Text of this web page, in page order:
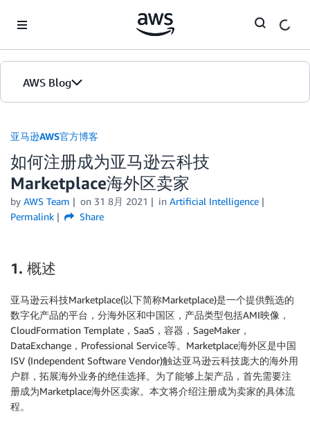
AWS Blog
首页
版本
亚马逊AWS官方博客
如何注册成为亚马逊云科技
Marketplace海外区卖家
by AWS Team on 31 8月 2021 in Artificial Intelligence
Permalink
Share
1. 概述
亚马逊云科技Marketplace(以下简称Marketplace)是一个提供甄选的
数字化产品的平台，分海外区和中国区，产品类型包括AMI映像，
CloudFormation Template，SaaS，容器，SageMaker，
DataExchange，Professional Service等。Marketplace海外区是中国
ISV (Independent Software Vendor)触达亚马逊云科技庞大的海外用
户群，拓展海外业务的绝佳选择。为了能够上架产品，首先需要注
册成为Marketplace海外区卖家。本文将介绍注册成为卖家的具体流
程。